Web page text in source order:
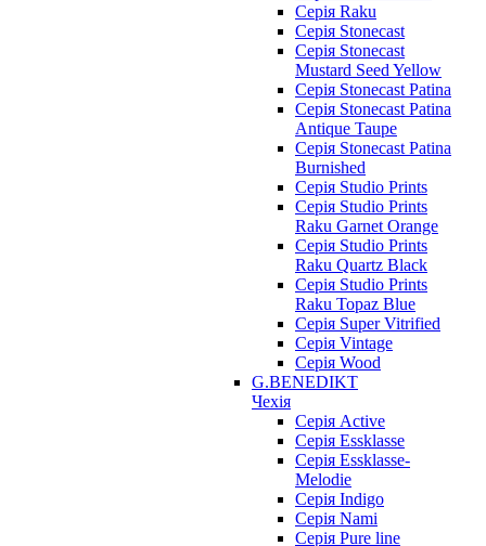
Серія Raku
Серія Stonecast
Серія Stonecast
Mustard Seed Yellow
Серія Stonecast Patina
Серія Stonecast Patina
Antique Taupe
Серія Stonecast Patina
Burnished
Серія Studio Prints
Серія Studio Prints
Raku Garnet Orange
Серія Studio Prints
Raku Quartz Black
Серія Studio Prints
Raku Topaz Blue
Серія Super Vitrified
Серія Vintage
Серія Wood
G.BENEDIKT
Чехія
Cерія Active
Cерія Essklasse
Cерія Essklasse-
Melodie
Cерія Indigo
Cерія Nami
Cерія Pure line